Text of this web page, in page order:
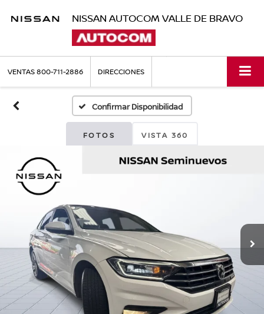
NISSAN AUTOCOM VALLE DE BRAVO
VENTAS800-711-2886 DIRECCIONES
Confirmar Disponibilidad
FOTOS VISTA 360